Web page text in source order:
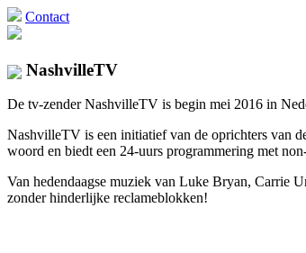
Contact
NashvilleTV
De tv-zender NashvilleTV is begin mei 2016 in
NashvilleTV is een initiatief van de oprichters van
woord en biedt een 24-uurs programmering met
Van hedendaagse muziek van Luke Bryan, Carrie
zonder hinderlijke reclameblokken!